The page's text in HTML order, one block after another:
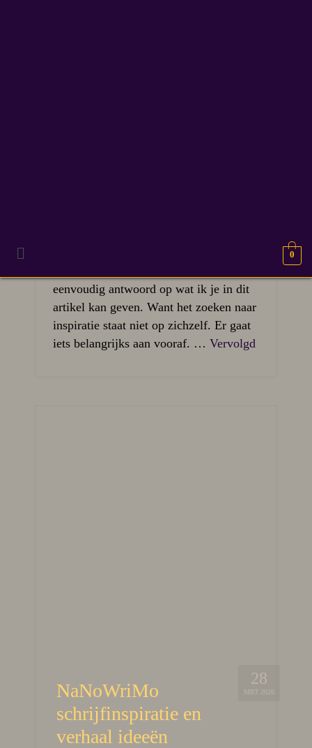
0
eenvoudig antwoord op wat ik je in dit
artikel kan geven. Want het zoeken naar
inspiratie staat niet op zichzelf. Er gaat
iets belangrijks aan vooraf. … Vervolgd
28
MRT 2026
NaNoWriMo
schrijfinspiratie en
verhaal ideeën